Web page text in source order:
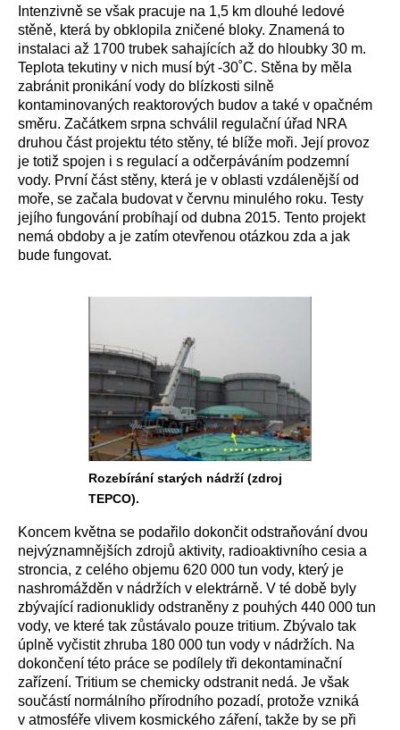
Intenzivně se však pracuje na 1,5 km dlouhé ledové
stěně, která by obklopila zničené bloky. Znamená to
instalaci až 1700 trubek sahajících až do hloubky 30 m.
Teplota tekutiny v nich musí být -30˚C. Stěna by měla
zabránit pronikání vody do blízkosti silně
kontaminovaných reaktorových budov a také v opačném
směru. Začátkem srpna schválil regulační úřad NRA
druhou část projektu této stěny, té blíže moři. Její provoz
je totiž spojen i s regulací a odčerpáváním podzemní
vody. První část stěny, která je v oblasti vzdálenější od
moře, se začala budovat v červnu minulého roku. Testy
jejího fungování probíhají od dubna 2015. Tento projekt
nemá obdoby a je zatím otevřenou otázkou zda a jak
bude fungovat.
Rozebírání starých nádrží (zdroj
TEPCO).
Koncem května se podařilo dokončit odstraňování dvou
nejvýznamnějších zdrojů aktivity, radioaktivního cesia a
stroncia, z celého objemu 620 000 tun vody, který je
nashromážděn v nádržích v elektrárně. V té době byly
zbývající radionuklidy odstraněny z pouhých 440 000 tun
vody, ve které tak zůstávalo pouze tritium. Zbývalo tak
úplně vyčistit zhruba 180 000 tun vody v nádržích. Na
dokončení této práce se podílely tři dekontaminační
zařízení. Tritium se chemicky odstranit nedá. Je však
součástí normálního přírodního pozadí, protože vzniká
v atmosféře vlivem kosmického záření, takže by se při